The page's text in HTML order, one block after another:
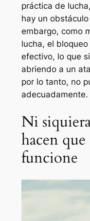
práctica de
hay un
embargo, como
lucha, el
efectivo, lo que
abriendo a un
por lo tanto, no
adecuadamente.
Ni
hacen
funcione